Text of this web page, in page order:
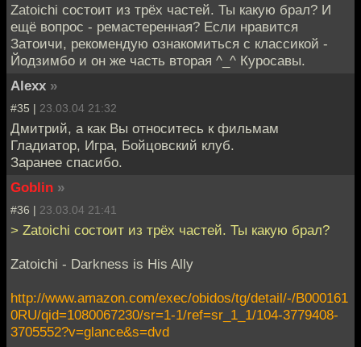
Zatoichi состоит из трёх частей. Ты какую брал? И
ещё вопрос - ремастеренная? Если нравится
Затоичи, рекомендую ознакомиться с классикой -
Йодзимбо и он же часть вторая ^_^ Куросавы.
Alexx »
#35 | 23.03.04 21:32
Дмитрий, а как Вы относитесь к фильмам
Гладиатор, Игра, Бойцовский клуб.
Заранее спасибо.
Goblin »
#36 | 23.03.04 21:41
> Zatoichi состоит из трёх частей. Ты какую брал?
Zatoichi - Darkness is His Ally
http://www.amazon.com/exec/obidos/tg/detail/-/B000161
0RU/qid=1080067230/sr=1-1/ref=sr_1_1/104-3779408-
3705552?v=glance&s=dvd